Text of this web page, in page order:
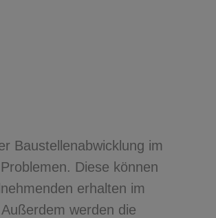
Baustellenabwicklung im
Diese können
erhalten im
werden die